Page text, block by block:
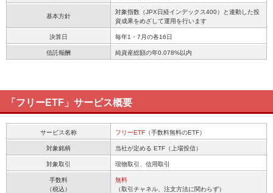
基本方針
対象指数（JPX日経インデックス400）と連動した投
資成果をめざして運用を行います
決算日 毎年1・7月の各16日
信託報酬 純資産総額の年0.078%以内
「フリーETF」サービス概要
サービス名称 フリーETF （手数料無料のETF）
対象銘柄 当社が定める ETF（上場投信）
対象取引 現物取引、信用取引
手数料
（税込）
無料
（取引チャネル、注文方法に関わらず）